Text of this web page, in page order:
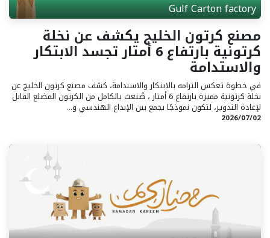
Gulf Carton factory
مصنع كرتون الخليج يكشف عن نخلة
كرتونية بارتفاع 6 أمتار تجسد الابتكار
والاستدامة
في خطوة تعكس التزامه بالابتكار والاستدامة، كشف مصنع كرتون الخليج عن
نخلة كرتونية مميزة بارتفاع 6 أمتار ، صُنعت بالكامل من الكرتون المضلع القابل
لإعادة التدوير، لتكون نموذجًا يجمع بين الإبداع الهندسي و...
02‏/07‏/2026